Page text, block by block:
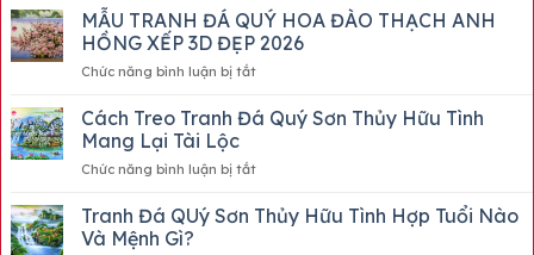
Bác
Hồ
Cửu
MẪU
TRANH
ĐÁ
QUÝ
MẶC
MẪU TRANH ĐÁ QUÝ HOA ĐÀO THẠCH ANH
HỒNG XẾP 3D ĐẸP 2026
Chức năng bình luận bị tắtở
TRANH
ĐÁ
HOA
THẠCH
Cách Treo Tranh Đá Quý Sơn Thủy Hữu Tình
Mang Lại Tài Lộc
Chức năng bình luận bị tắtở
Treo
Tranh
Tranh Đá QUý Sơn Thủy Hữu Tình Hợp Tuổi Nào
Và Mệnh Gì?